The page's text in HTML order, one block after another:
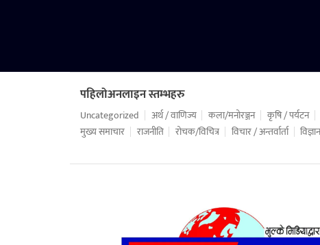
पहिलोअनलाइन स्तम्भहरु
Uncategorized अर्थ / वाणिज्य कला/मनोरञ्जन कृषि / पर्यटन
मुख्य समाचार
राजनीति रोचक/विचित्र विचार / अन्तर्वार्ता